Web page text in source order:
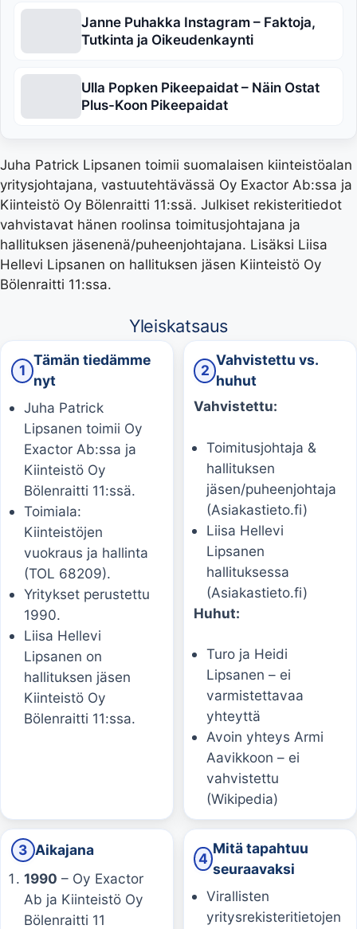
Janne Puhakka Instagram – Faktoja,
Tutkinta ja Oikeudenkaynti
Ulla Popken Pikeepaidat – Näin Ostat
Plus-Koon Pikeepaidat
Juha Patrick Lipsanen toimii suomalaisen kiinteistöalan
yritysjohtajana, vastuutehtävässä Oy Exactor Ab:ssa ja
Kiinteistö Oy Bölenraitti 11:ssä. Julkiset rekisteritiedot
vahvistavat hänen roolinsa toimitusjohtajana ja
hallituksen jäsenenä/puheenjohtajana. Lisäksi Liisa
Hellevi Lipsanen on hallituksen jäsen Kiinteistö Oy
Bölenraitti 11:ssa.
Yleiskatsaus
1
Tämän tiedämme
nyt
Juha Patrick
Lipsanen toimii Oy
Exactor Ab:ssa ja
Kiinteistö Oy
Bölenraitti 11:ssä.
Toimiala:
Kiinteistöjen
vuokraus ja hallinta
(TOL 68209).
Yritykset perustettu
1990.
Liisa Hellevi
Lipsanen on
hallituksen jäsen
Kiinteistö Oy
Bölenraitti 11:ssa.
2
Vahvistettu vs.
huhut
Vahvistettu:
Toimitusjohtaja &
hallituksen
jäsen/puheenjohtaja
(Asiakastieto.fi)
Liisa Hellevi
Lipsanen
hallituksessa
(Asiakastieto.fi)
Huhut:
Turo ja Heidi
Lipsanen – ei
varmistettavaa
yhteyttä
Avoin yhteys Armi
Aavikkoon – ei
vahvistettu
(Wikipedia)
3 Aikajana
1990 – Oy Exactor
Ab ja Kiinteistö Oy
Bölenraitti 11
4
Mitä tapahtuu
seuraavaksi
Virallisten
yritysrekisteritietojen